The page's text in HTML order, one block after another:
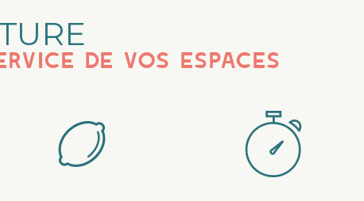
de vos espaces
$title in /home/